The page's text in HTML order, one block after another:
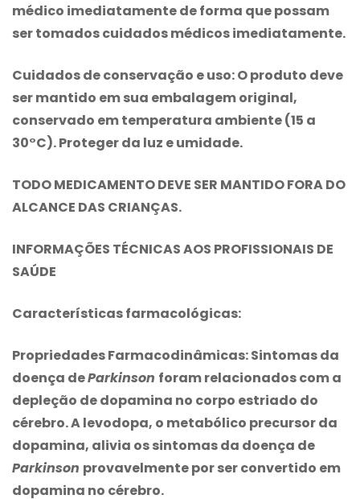
médico imediatamente de forma que possam
ser tomados cuidados médicos imediatamente.
Cuidados de conservação e uso:O produto deve
ser mantido em sua embalagem original,
conservado em temperatura ambiente (15 a
30°C). Proteger da luz e umidade.
TODO MEDICAMENTO DEVE SER MANTIDO FORA DO
ALCANCE DAS CRIANÇAS.
INFORMAÇÕES TÉCNICAS AOS PROFISSIONAIS DE
SAÚDE
Características farmacológicas:
Propriedades Farmacodinâmicas:Sintomas da
doença deParkinson foram relacionados com a
depleção de dopamina no corpo estriado do
cérebro. A levodopa, o metabólico precursor da
dopamina, alivia os sintomas da doença de
Parkinson provavelmente por ser convertido em
dopamina no cérebro.